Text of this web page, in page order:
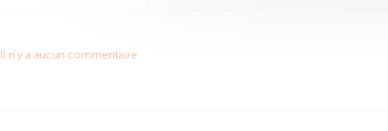
Il n'y a aucun commentaire.